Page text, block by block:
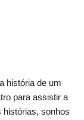
história de um
para assistir a
histórias, sonhos